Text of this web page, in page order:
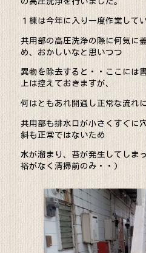
１棟は今年に入り一度作業して
共用部の高圧洗浄の際に何気に
め、おかしいなと思いつつ
異物を除去すると・・ここには
上は控えておきますが、
何はともあれ開通し正常な流れ
共用部も排水口が小さくすぐに
斜も正常ではないため
水が溜まり、苔が発生してしま
裕がなく清掃前のみ・・)